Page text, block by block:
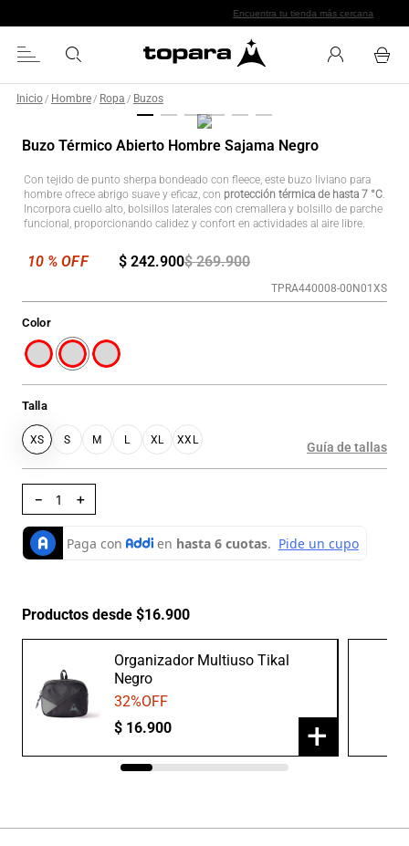
Encuentra tu tienda más cercana
Inicio / Hombre / Ropa / Buzos
Buzo Térmico Abierto Hombre Sajama Negro
Con tejido de punto sherpa bondeado con fleece, este buzo liviano para
hombre ofrece abrigo suave y eficaz, con protección térmica de hasta 7 °C.
Incorpora cuello alto, bolsillos laterales con cremallera y bolsillo de parche
funcional, proporcionando calidez y confort en actividades al aire libre.
$ 269.900
$ 242.900
TPRA440008-00N01XS
Talla
XS S M L XL XXL
Color
Guía de tallas
＋
－
Productos desde $16.900
Organizador Multiuso Tikal
Negro
32%OFF
$ 16.900 +